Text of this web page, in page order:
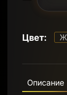
Цвет:
Описание